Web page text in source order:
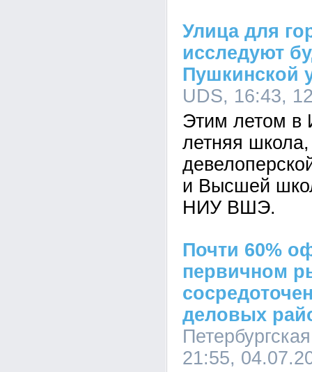
Улица для
исследуют
Пушкинской
UDS, 16:43,
Этим летом в
летняя
и Высшей
НИУ ВШЭ.
Почти 60%
первичном
деловых
21:55,